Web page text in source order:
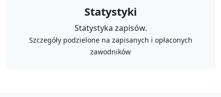
Statystyki
Statystyka zapisów.
Szczegóły podzielone na zapisanych i opłaconych
zawodników